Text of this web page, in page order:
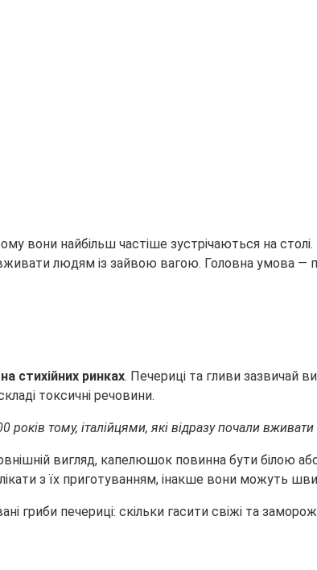
вони найбільш частіше зустрічаються на
людям із зайвою вагою. Головна умова —
стихійних ринках. Печериці та гливи зазвичай
токсичні речовини.
тому, італійцями, які відразу почали вживати
вигляд, капелюшок повинна бути
з їх приготуванням, інакше вони можуть